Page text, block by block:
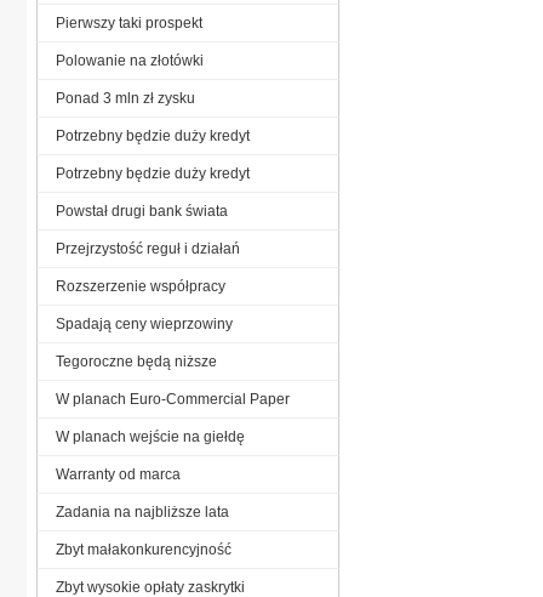
Pierwszy taki prospekt
Polowanie na złotówki
Ponad 3 mln zł zysku
Potrzebny będzie duży kredyt
Potrzebny będzie duży kredyt
Powstał drugi bank świata
Przejrzystość reguł i działań
Rozszerzenie współpracy
Spadają ceny wieprzowiny
Tegoroczne będą niższe
W planach Euro-Commercial Paper
W planach wejście na giełdę
Warranty od marca
Zadania na najbliższe lata
Zbyt małakonkurencyjność
Zbyt wysokie opłaty zaskrytki